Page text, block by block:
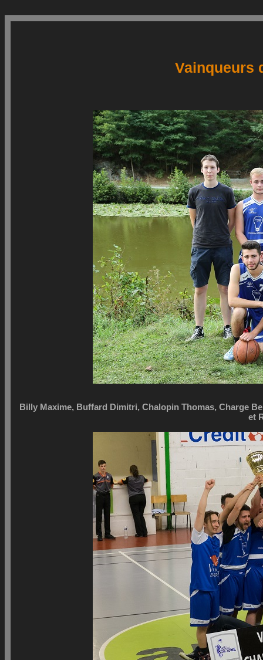
Vainqueurs
Billy Maxime, Buffard Dimitri, Chalopin Thomas, Charge
et